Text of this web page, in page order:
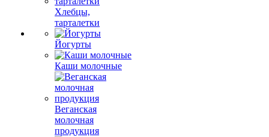
Хлебцы,
тарталетки
Йогурты
Каши молочные
Веганская
молочная
продукция